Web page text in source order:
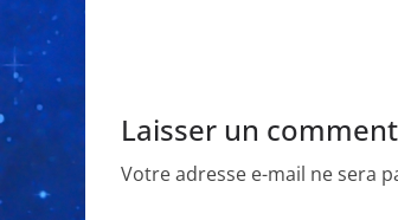
Laisser un
Votre adresse e-mail ne sera